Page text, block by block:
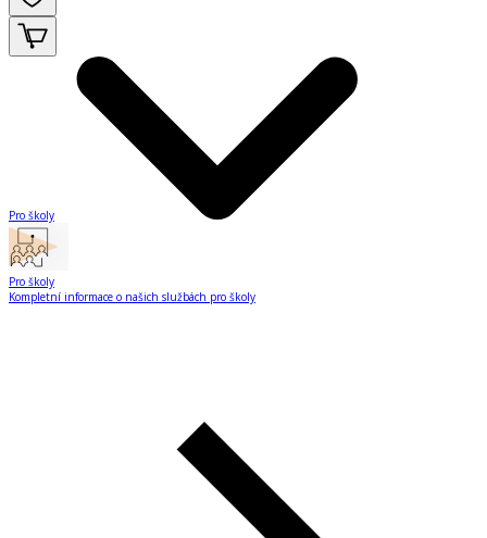
Pro školy
Pro školy
Kompletní informace o našich službách pro školy